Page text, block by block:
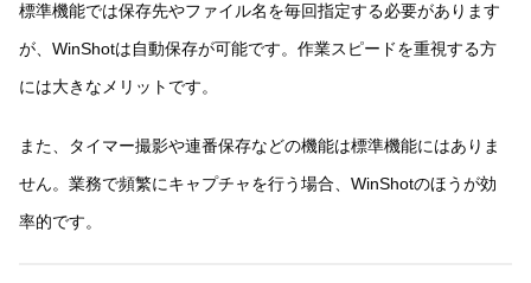
標準機能では保存先やファイル名を毎回指定する必要があります
が、WinShotは自動保存が可能です。作業スピードを重視する方
には大きなメリットです。
また、タイマー撮影や連番保存などの機能は標準機能にはありま
せん。業務で頻繁にキャプチャを行う場合、WinShotのほうが効
率的です。